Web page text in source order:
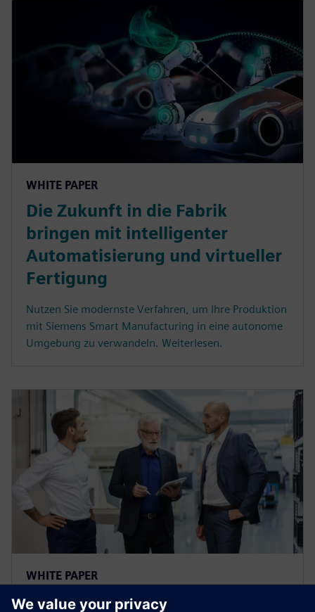
WHITE PAPER
Die Zukunft in die Fabrik
bringen mit intelligenter
Automatisierung und virtueller
Fertigung
Nutzen Sie modernste Verfahren, um Ihre Produktion
mit Siemens Smart Manufacturing in eine autonome
Umgebung zu verwandeln. Weiterlesen.
WHITE PAPER
Qualitätsmanagementsysteme